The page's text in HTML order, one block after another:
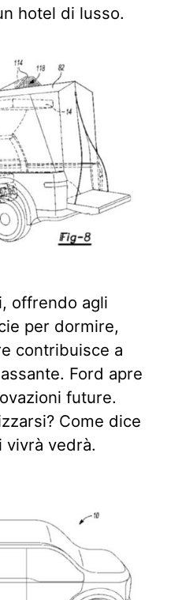
hotel di lusso.
offrendo agli
per dormire,
contribuisce a
Ford apre
future.
Come dice
vivrà vedrà.